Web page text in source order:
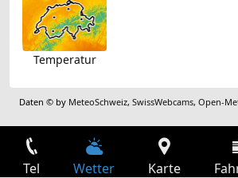
Temperatur
Daten © by MeteoSchweiz,SwissWebcams,Open-
Tel Wetter Karte